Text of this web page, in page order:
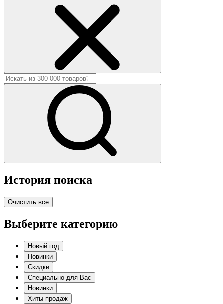
История поиска
Очистить все
Выберите категорию
Новый год
Новинки
Скидки
Специально для Вас
Новинки
Хиты продаж